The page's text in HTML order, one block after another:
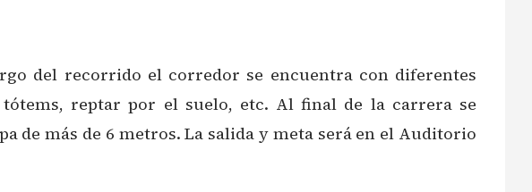
del recorrido el corredor se encuentra con diferentes
reptar por el suelo, etc. Al final de la carrera se
de más de 6 metros. La salida y meta será en el Auditorio